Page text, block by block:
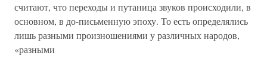
считают, что переходы и путаница звуков происходили, в
основном, в до-письменную эпоху. То есть определялись
лишь разными произношениями у различных народов,
«разными